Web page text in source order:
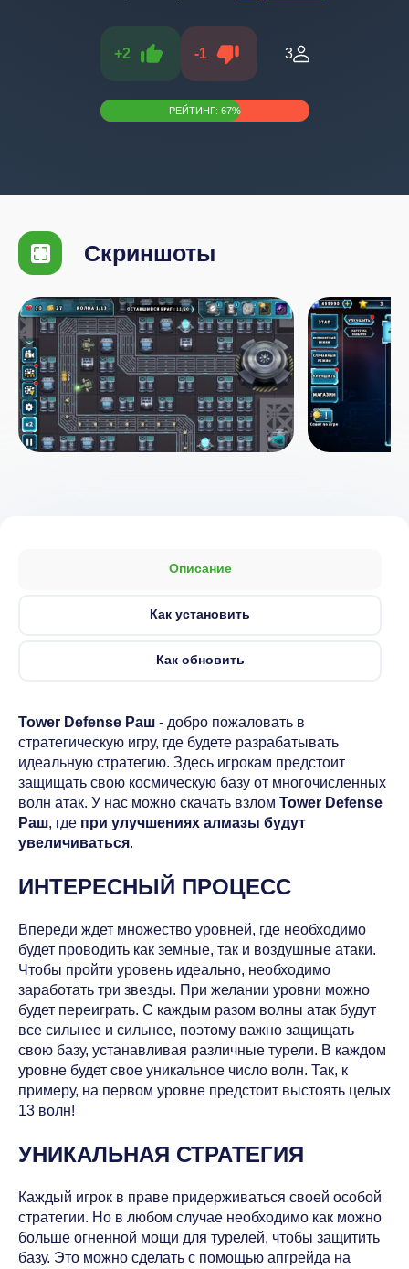
+2 -1 3
РЕЙТИНГ: 67%
Скриншоты
Описание
Как установить
Как обновить
Tower Defense Раш - добро пожаловать в
стратегическую игру, где будете разрабатывать
идеальную стратегию. Здесь игрокам предстоит
защищать свою космическую базу от многочисленных
волн атак. У нас можно скачать взлом Tower Defense
Раш, где при улучшениях алмазы будут
увеличиваться.
ИНТЕРЕСНЫЙ ПРОЦЕСС
Впереди ждет множество уровней, где необходимо
будет проводить как земные, так и воздушные атаки.
Чтобы пройти уровень идеально, необходимо
заработать три звезды. При желании уровни можно
будет переиграть. С каждым разом волны атак будут
все сильнее и сильнее, поэтому важно защищать
свою базу, устанавливая различные турели. В каждом
уровне будет свое уникальное число волн. Так, к
примеру, на первом уровне предстоит выстоять целых
13 волн!
УНИКАЛЬНАЯ СТРАТЕГИЯ
Каждый игрок в праве придерживаться своей особой
стратегии. Но в любом случае необходимо как можно
больше огненной мощи для турелей, чтобы защитить
базу. Это можно сделать с помощью апгрейда на